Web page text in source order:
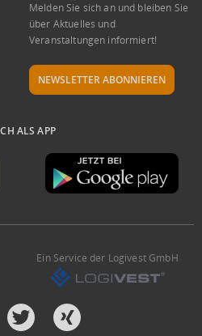
Melden Sie sich an und bleiben Sie
über Aktuelles und
Veranstaltungen informiert!
NEWSLETTER ABONNIEREN
ALS APP
Ein Service der Logivest GmbH